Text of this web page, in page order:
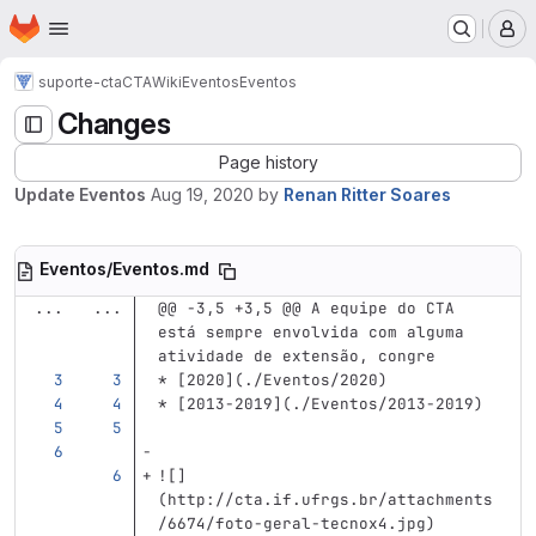
Skip to main content
Homepage
suporte-ctaCTAWikiEventosEventos
Changes
Page history
Update Eventos Aug 19, 2020 by Renan Ritter Soares
Eventos/Eventos.md
...
...
@@ -3,5 +3,5 @@ A equipe do CTA
está sempre envolvida com alguma
atividade de extensão, congre
*
[2020]( ./Eventos/2020)
*
[2013-2019]( ./Eventos/2013-2019)
![]
(http://cta.if.ufrgs.br/attachments
/6674/foto-geral-tecnox4.jpg)